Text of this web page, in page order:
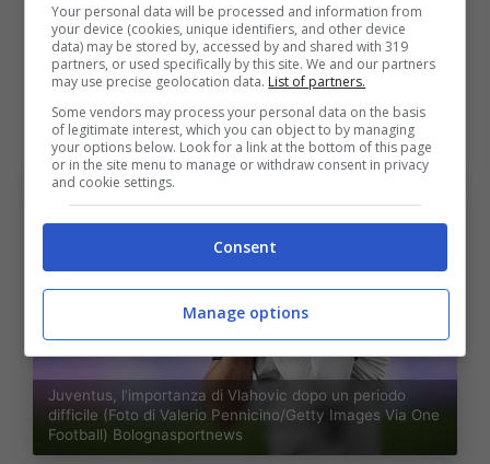
serbo potrebbe essere non una vera e propria
utopia per via del doppio flop da parte di
Openda e Davide soprattutto per la grande
stima di Spalletti per Vlahovic.
Juventus, l’importanza di Vlahovic dopo un periodo
difficile (Foto di Valerio Pennicino/Getty Images Via One
Football) Bolognasportnews
Your personal data will be processed and information from
your device (cookies, unique identifiers, and other device
data) may be stored by, accessed by and shared with 319
partners, or used specifically by this site. We and our partners
may use precise geolocation data. List of partners.
Some vendors may process your personal data on the basis
of legitimate interest, which you can object to by managing
your options below. Look for a link at the bottom of this page
or in the site menu to manage or withdraw consent in privacy
and cookie settings.
Consent
Manage options